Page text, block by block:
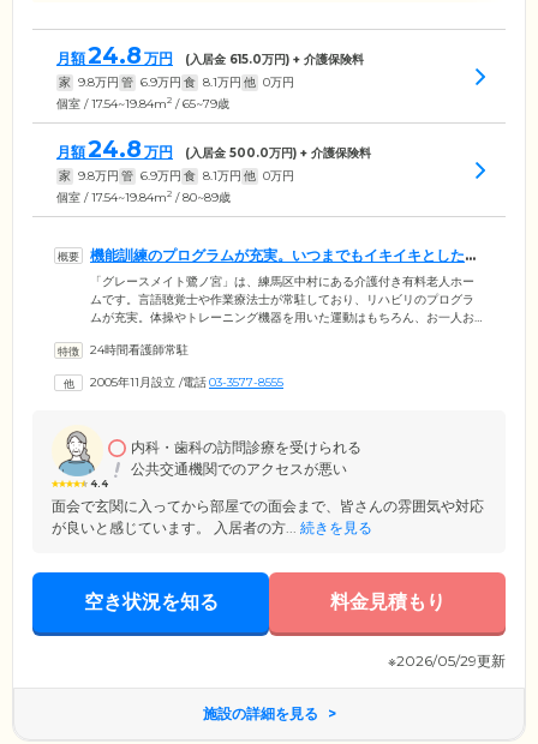
月額24.8 万円 (入居金 615.0万円) + 介護保険料
家 9.8万円 管 6.9万円 食 8.1万円 他 0万円
個室 / 17.54~19.84m2 / 65~79歳
月額24.8 万円 (入居金 500.0万円) + 介護保険料
家 9.8万円 管 6.9万円 食 8.1万円 他 0万円
個室 / 17.54~19.84m2 / 80~89歳
機能訓練のプログラムが充実。いつまでもイキイキとした毎
日を支援します
「グレースメイト鷺ノ宮」は、練馬区中村にある介護付き有料老人ホー
ムです。言語聴覚士や作業療法士が常駐しており、リハビリのプログラ
ムが充実。体操やトレーニング機器を用いた運動はもちろん、お一人お
を支援します。館内は段差をなくし、随所に手すりを設けたバリアフリ
呼び出しがあればすぐにスタッフが駆け付けますので、ご安心くださ
ただくことが可能です。
24時間看護師常駐
2005年11月設立 /電話03-3577-8555
4.4
内科・歯科の訪問診療を受けられる
公共交通機関でのアクセスが悪い
面会で玄関に入ってから部屋での面会まで、皆さんの雰囲気や対応
が良いと感じています。 入居者の方... 続きを見る
空き状況を知る 料金見積もり
※2026/05/29更新
施設の詳細を見る